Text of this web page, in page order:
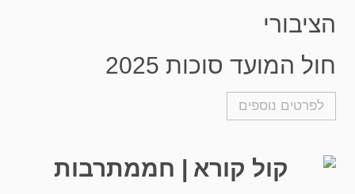
הציבורי
חול המועד סוכות 2025
לפרטים נוספים